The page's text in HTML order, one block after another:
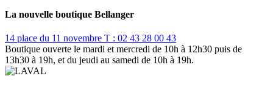
La nouvelle boutique Bellanger
14 place du 11 novembre T : 02 43 28 00 43
Boutique ouverte le mardi et mercredi de 10h à 12h30 puis de
13h30 à 19h, et du jeudi au samedi de 10h à 19h.